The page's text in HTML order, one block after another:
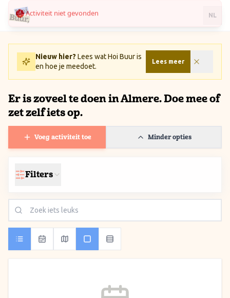
Ga naar inhoud / Skip to content
NL
Nieuw hier? Lees wat Hoi Buur is
en hoe je meedoet.
Lees meer
Er is zoveel te doen in Almere. Doe mee of
zet zelf iets op.
Voeg activiteit toe Minder opties
Filters